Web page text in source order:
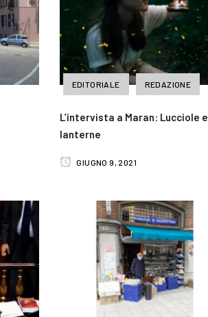
EDITORIALE REDAZIONE
L’intervista a Maran: Lucciole e
lanterne
GIUGNO 9, 2021